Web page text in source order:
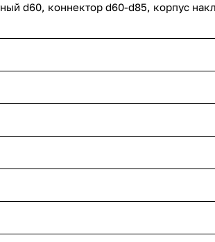
d60, коннектор d60-d85, корпус